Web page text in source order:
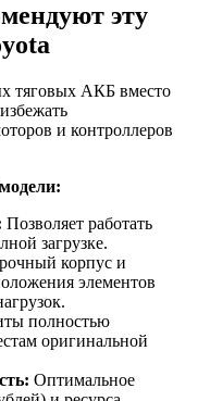
эту
тяговых АКБ вместо
и контроллеров
Позволяет работать
загрузке.
корпус и
элементов
полностью
оригинальной
Оптимальное